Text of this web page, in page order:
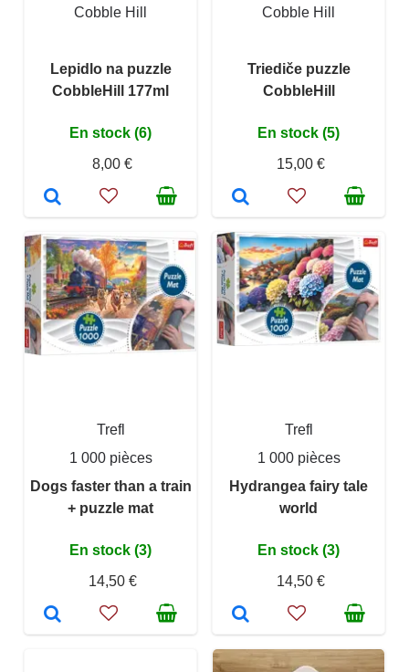
Cobble Hill
Lepidlo na puzzle
CobbleHill 177ml
En stock (6)
8,00 €
Cobble Hill
Triediče puzzle
CobbleHill
En stock (5)
15,00 €
Trefl
1 000 pièces
Dogs faster than a train
+ puzzle mat
En stock (3)
14,50 €
Trefl
1 000 pièces
Hydrangea fairy tale
world
En stock (3)
14,50 €